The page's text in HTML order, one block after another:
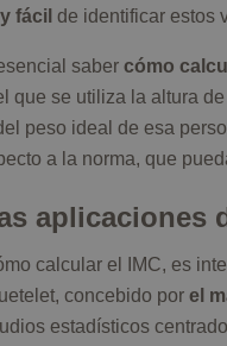
fácil de identificar estos
saber cómo
que se utiliza la altura
peso ideal de esa
a la norma, que
aplicaciones
calcular el IMC, es
concebido por el
estadísticos